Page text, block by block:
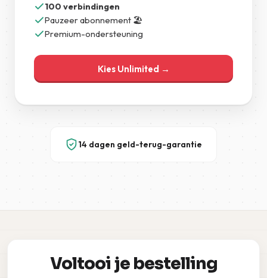
100 verbindingen
Pauzeer abonnement 🏖️
Premium-ondersteuning
Kies Unlimited →
14 dagen geld-terug-garantie
Voltooi je bestelling